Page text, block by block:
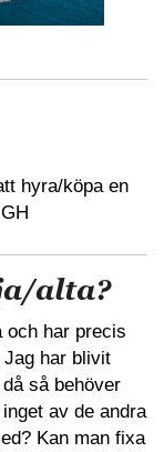
hyra/köpa en
alta?
och har precis
har blivit
så behöver
av de andra
Kan man fixa